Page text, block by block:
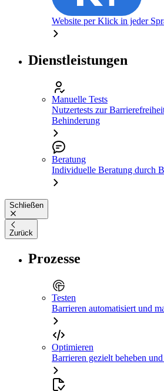
Website per Klick in jeder
Dienstleistungen
Manuelle Tests
Nutzertests zur
Behinderung
Beratung
Individuelle Beratung durch
Schließen
Zurück
Prozesse
Testen
Barrieren automatisiert und
Optimieren
Barrieren gezielt beheben